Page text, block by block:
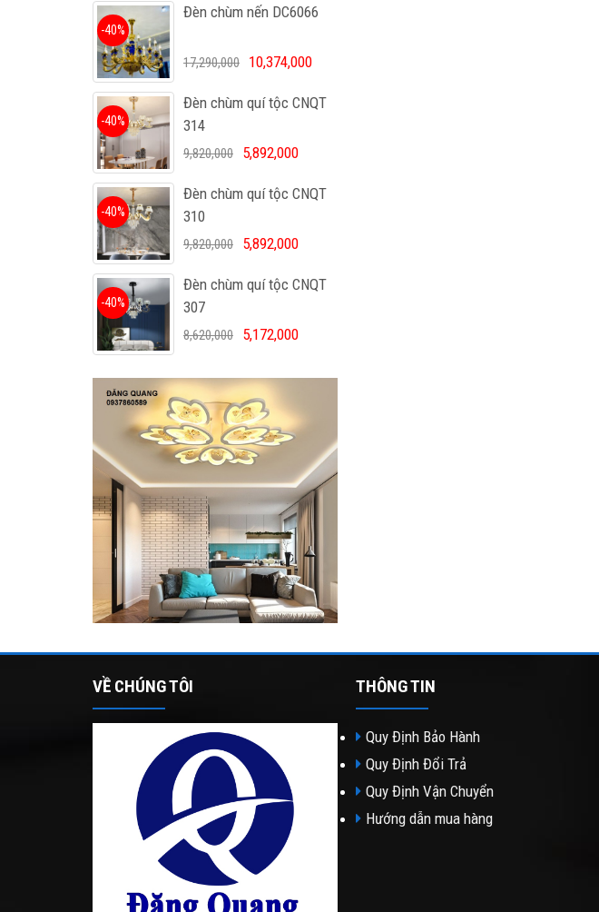
Đèn chùm nến DC6066
-40%
17,290,000 10,374,000
Đèn chùm quí tộc CNQT
314
-40%
9,820,000 5,892,000
Đèn chùm quí tộc CNQT
310
-40%
9,820,000 5,892,000
Đèn chùm quí tộc CNQT
307
-40%
8,620,000 5,172,000
VỀ CHÚNG TÔI THÔNG TIN
Quy Định Bảo Hành
Quy Định Đổi Trả
Quy Định Vận Chuyển
Hướng dẫn mua hàng